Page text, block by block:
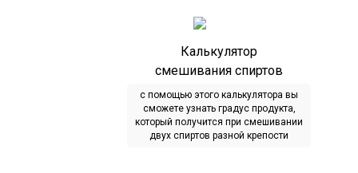
Калькулятор
смешивания спиртов
с помощью этого калькулятора вы
сможете узнать градус продукта,
который получится при смешивании
двух спиртов разной крепости